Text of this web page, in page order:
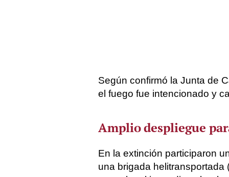
Según confirmó la Junta de
el fuego fue intencionado y
Amplio despliegue
En la extinción participaron
una brigada helitransportada